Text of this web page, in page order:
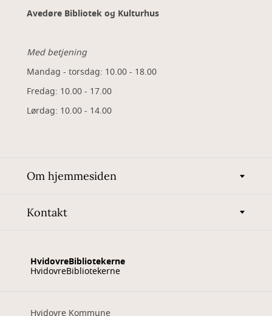
Avedøre Bibliotek og Kulturhus
Med betjening
Mandag - torsdag: 10.00 - 18.00
Fredag: 10.00 - 17.00
Lørdag: 10.00 - 14.00
Om hjemmesiden
Kontakt
HvidovreBibliotekerne
HvidovreBibliotekerne
Hvidovre Kommune